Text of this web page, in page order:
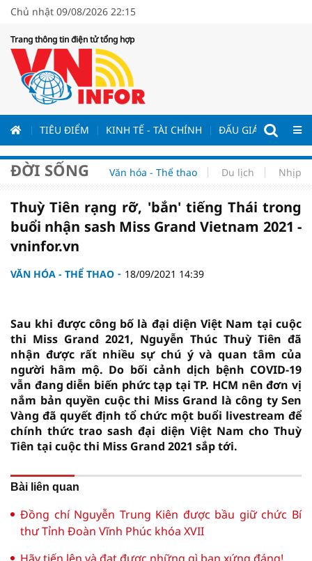
Chủ nhật 09/08/2026 22:15
Trang thông tin điện tử tổng hợp
TIÊU ĐIỂM KINH TẾ - TÀI CHÍNH ĐẤU GIÁ - ĐẤU
ĐỜI SỐNG Văn hóa - Thể thao Du lịch Nhịp
Thuỳ Tiên rạng rỡ, 'bắn' tiếng Thái trong
buổi nhận sash Miss Grand Vietnam 2021 -
vninfor.vn
VĂN HÓA - THỂ THAO 18/09/2021 14:39
Sau khi được công bố là đại diện Việt Nam tại cuộc
thi Miss Grand 2021, Nguyễn Thúc Thuỳ Tiên đã
nhận được rất nhiều sự chú ý và quan tâm của
người hâm mộ. Do bối cảnh dịch bệnh COVID-19
vẫn đang diễn biến phức tạp tại TP. HCM nên đơn vị
nắm bản quyền cuộc thi Miss Grand là công ty Sen
Vàng đã quyết định tổ chức một buổi livestream để
chính thức trao sash đại diện Việt Nam cho Thuỳ
Tiên tại cuộc thi Miss Grand 2021 sắp tới.
Bài liên quan
Đồng chí Nguyễn Trung Kiên được bầu giữ chức Bí
thư Tỉnh Đoàn Vĩnh Phúc khóa XVII